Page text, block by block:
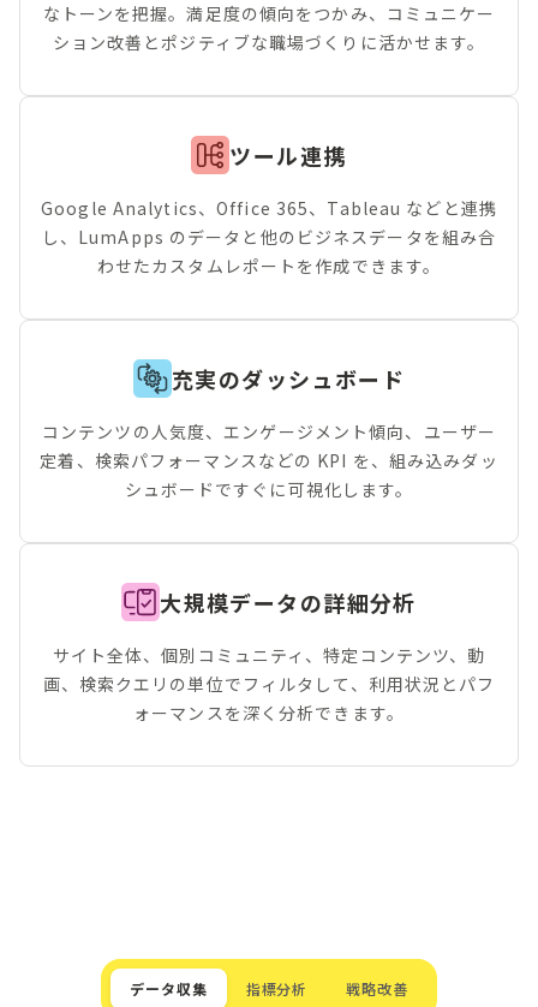
なトーンを把握。満足度の傾向をつかみ、コミュニケー
ション改善とポジティブな職場づくりに活かせます。
ツール連携
Google Analytics、Office 365、Tableau などと連携
し、LumApps のデータと他のビジネスデータを組み合
わせたカスタムレポートを作成できます。
充実のダッシュボード
コンテンツの人気度、エンゲージメント傾向、ユーザー
定着、検索パフォーマンスなどの KPI を、組み込みダッ
シュボードですぐに可視化します。
大規模データの詳細分析
サイト全体、個別コミュニティ、特定コンテンツ、動
画、検索クエリの単位でフィルタして、利用状況とパフ
ォーマンスを深く分析できます。
データ収集 指標分析 戦略改善